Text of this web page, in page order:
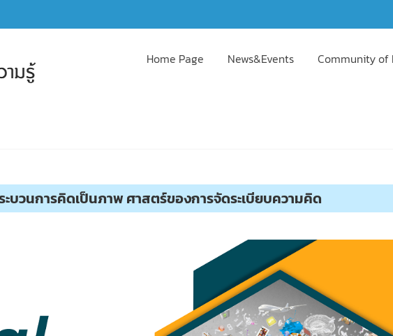
Home Page News&Events Community of
บวนการคิดเป็นภาพ ศาสตร์ของการจัดระเบียบความคิด